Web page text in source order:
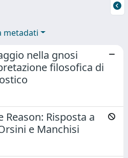
metadati
nella gnosi
filosofica di
Risposta a
e Manchisi